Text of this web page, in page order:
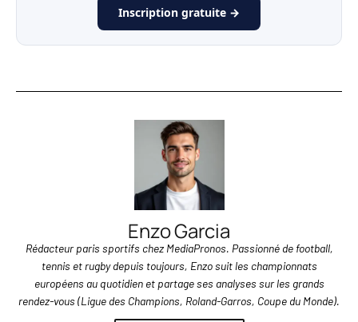
Inscription gratuite →
Enzo Garcia
Rédacteur paris sportifs chez MediaPronos. Passionné de football,
tennis et rugby depuis toujours, Enzo suit les championnats
européens au quotidien et partage ses analyses sur les grands
rendez-vous (Ligue des Champions, Roland-Garros, Coupe du Monde).